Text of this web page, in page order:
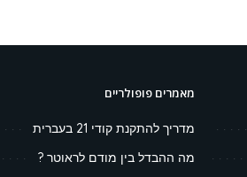
מאמרים פופולריים
מדריך להתקנת קודי 21 בעברית
מה ההבדל בין מודם לראוטר ?